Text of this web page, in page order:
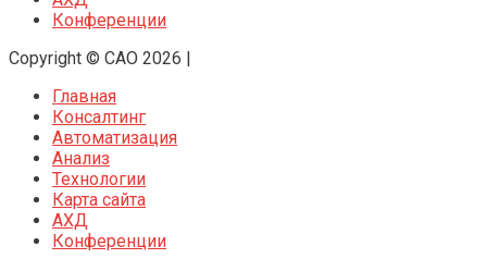
Конференции
Copyright © CAO 2026
Главная
Консалтинг
Автоматизация
Анализ
Технологии
Карта сайта
АХД
Конференции